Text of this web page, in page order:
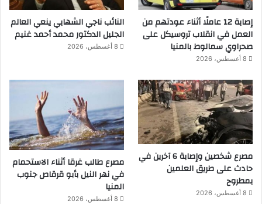
إصابة 12 عاملًا أثناء عودتهم من
العمل في انقلاب تروسيكل على
صحراوي سمالوط بالمنيا
8 أغسطس، 2026
النائب ناجي الشهابي ينعي العالم
الجليل الدكتور محمد أحمد غنيم
8 أغسطس، 2026
مصرع شخصين وإصابة 6 آخرين في
حادث على طريق العلمين
بمطروح
8 أغسطس، 2026
مصرع طالب غرقا أثناء الاستحمام
في نهر النيل بأبو قرقاص جنوب
المنيا
8 أغسطس، 2026